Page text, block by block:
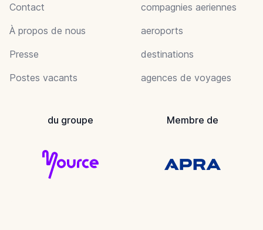
Contact
À propos de nous
Presse
Postes vacants
compagnies aeriennes
aeroports
destinations
agences de voyages
du groupe Membre de